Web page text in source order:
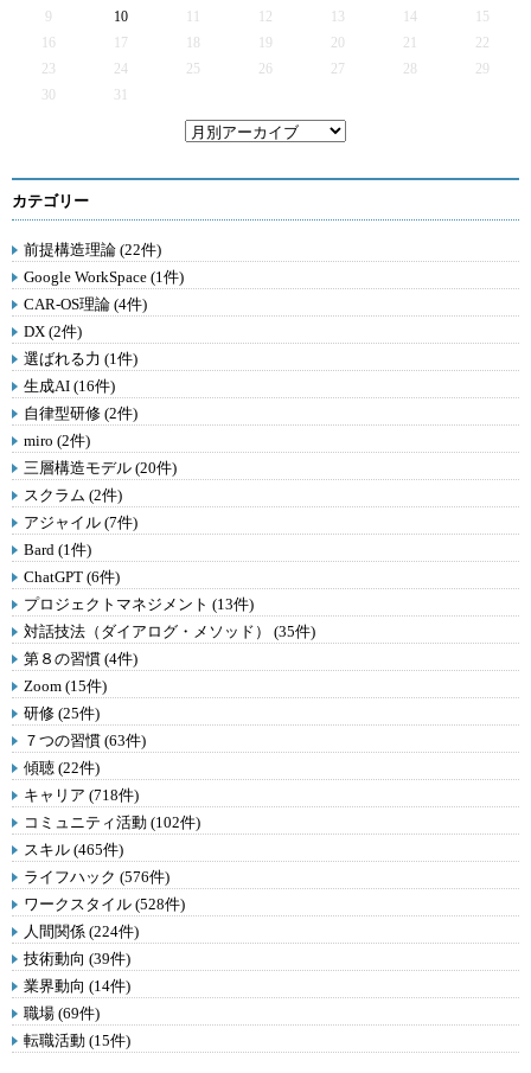
9
10 12 13 14
15
16
17 19 20 21
22
23
24 25 26 27 28
29
30
31
カテゴリー
前提構造理論 (22件)
Google WorkSpace (1件)
CAR-OS理論 (4件)
DX (2件)
選ばれる力 (1件)
生成AI (16件)
自律型研修 (2件)
miro (2件)
三層構造モデル (20件)
スクラム (2件)
アジャイル (7件)
Bard (1件)
ChatGPT (6件)
プロジェクトマネジメント (13件)
対話技法（ダイアログ・メソッド） (35件)
第８の習慣 (4件)
Zoom (15件)
研修 (25件)
７つの習慣 (63件)
傾聴 (22件)
キャリア (718件)
コミュニティ活動 (102件)
スキル (465件)
ライフハック (576件)
ワークスタイル (528件)
人間関係 (224件)
技術動向 (39件)
業界動向 (14件)
職場 (69件)
転職活動 (15件)